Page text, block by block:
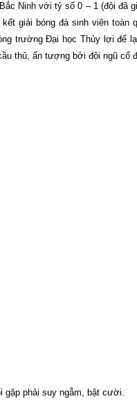
Ninh với tỷ số 0 – 1 (đội đã
giải bóng đá sinh viên toàn
trường Đại học Thủy lợi để
thủ, ấn tượng bởi đội ngũ cổ
gặp phải suy ngẫm, bật cười.